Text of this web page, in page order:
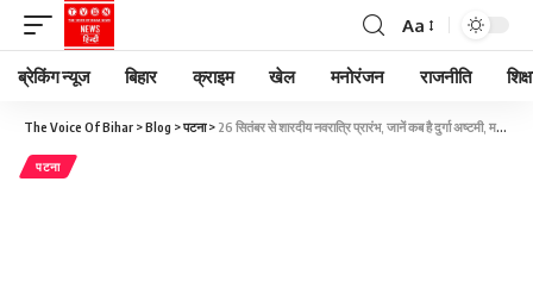
Aa
ब्रेकिंग न्यूज बिहार क्राइम खेल मनोरंजन राजनीति
The Voice Of Bihar >Blog >पटना> 26 सितंबर से शारदीय नवरात्रि प्रारंभ, जानें कब है दुर्गा अष्टमी, महा नवमी और दशहरा?
पटना